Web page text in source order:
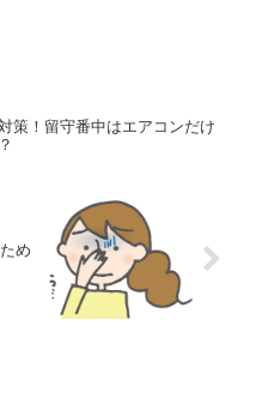
策！留守番中はエアコンだけ
め